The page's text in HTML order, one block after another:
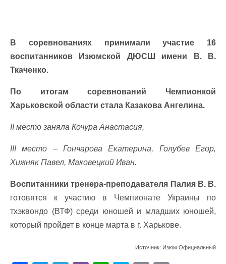
В соревнованиях принимали участие 16
воспитанников Изюмской ДЮСШ имени В. В.
Ткаченко.
По итогам соревнований Чемпионкой
Харьковской области стала Казакова Ангелина.
II место заняла Кочура Анастасия,
III место – Гончарова Екатерина, Голубев Егор,
Хижняк Павел, Маковецкий Иван.
Воспитанники тренера-преподавателя Палия В. В.
готовятся к участию в Чемпионате Украины по
тхэквондо (ВТФ) среди юношей и младших юношей,
который пройдет в конце марта в г. Харькове.
Источник: Изюм Официальный